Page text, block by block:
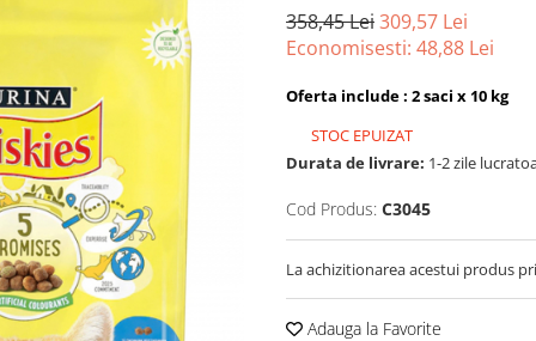
358,45 Lei309,57 Lei
Economisesti: 48,88 Lei
Oferta include : 2 saci x 10 kg
STOC EPUIZAT
Durata de livrare: 1-2 zile
Cod Produs: C3045
La achizitionarea acestui produs
Adauga la Favorite